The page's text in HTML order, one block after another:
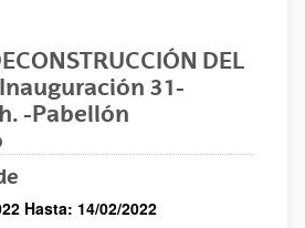
DEL
Inauguración 31-
-Pabellón
Hasta: 14/02/2022